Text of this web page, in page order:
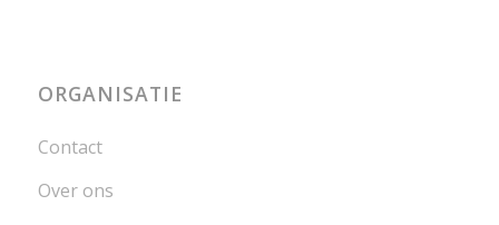
ORGANISATIE
Contact
Over ons